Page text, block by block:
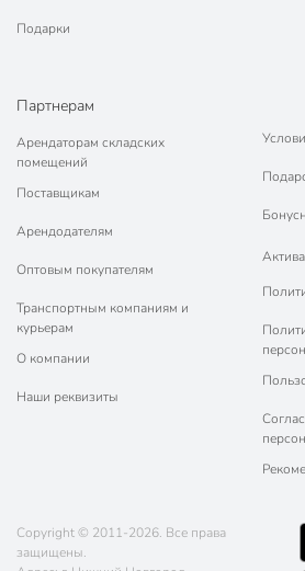
Подарки
Партнерам
Арендаторам складских
помещений
Поставщикам
Арендодателям
Оптовым покупателям
Транспортным компаниям и
курьерам
О компании
Наши реквизиты
Copyright © 2011-2026. Все права
защищены.